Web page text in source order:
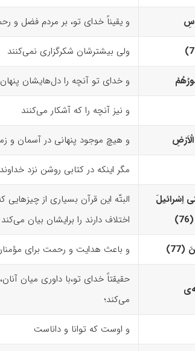
و یقیناً خدای تو، بر مردم فضل و
ولی بیشترشان شکرگزاری نمی‌کنند
و خدای تو آنچه را دل‌هایشان پنهان
و نیز آنچه را که آشکار می‌کنند
و هیچ موجود پنهانی در آسمان و
مگر اینکه در کتابی روشن نزد
اِسْرائیلَ
البتّه این قرآن بسیاری از چیزهایی
اختلاف دارند را برایشان بیان می‌کند
و باعث هدایت و رحمت برای
ى
حقیقتاً خدای تو،با داوری میان آنان،
می‌کند؛
و اوست که توانا و داناست